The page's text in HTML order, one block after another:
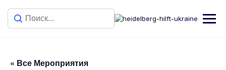
« Все Мероприятия